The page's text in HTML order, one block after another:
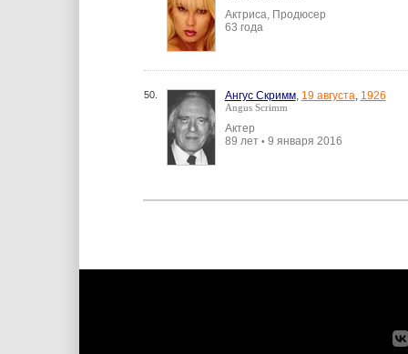
Актриса, Продюсер
63 года
50. Ангус Скримм, 19 августа, 1926
Angus Scrimm
Актер
89 лет • 9 января 2016